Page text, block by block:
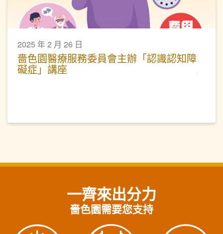
2025 年 2 月 26 日
嗇色園醫療服務委員會主辦「認識認知障
礙症」講座
一齊來出分力
嗇色園需要您支持